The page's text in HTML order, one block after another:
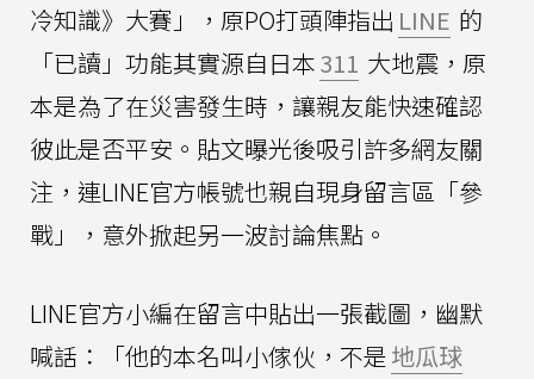
冷知識》大賽」，原PO打頭陣指出 LINE 的
「已讀」功能其實源自日本311 大地震，原
本是為了在災害發生時，讓親友能快速確認
彼此是否平安。貼文曝光後吸引許多網友關
注，連LINE官方帳號也親自現身留言區「參
戰」，意外掀起另一波討論焦點。
LINE官方小編在留言中貼出一張截圖，幽默
喊話：「他的本名叫小傢伙，不是地瓜球